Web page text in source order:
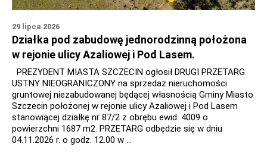
29 lipca 2026
Działka pod zabudowę jednorodzinną położona
w rejonie ulicy Azaliowej i Pod Lasem.
PREZYDENT MIASTA SZCZECIN ogłosił DRUGI PRZETARG
USTNY NIEOGRANICZONY na sprzedaż nieruchomości
gruntowej niezabudowanej będącej własnością Gminy Miasto
Szczecin położonej w rejonie ulicy Azaliowej i Pod Lasem
stanowiącej działkę nr 87/2 z obrębu ewid. 4009 o
powierzchni 1687 m2. PRZETARG odbędzie się w dniu
04.11.2026 r. o godz. 12.00 w …